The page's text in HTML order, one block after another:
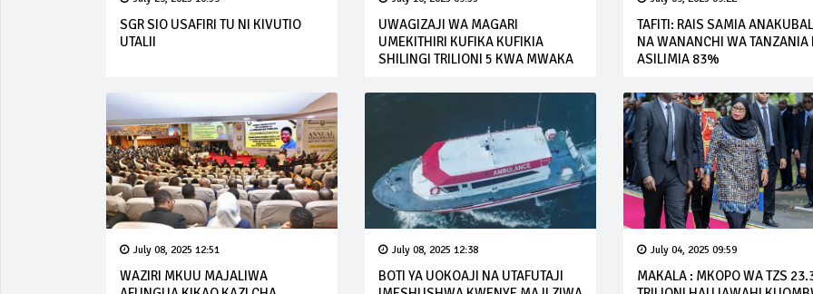
SGR SIO USAFIRI TU NI KIVUTIO
UTALII
UWAGIZAJI WA MAGARI
UMEKITHIRI KUFIKA KUFIKIA
SHILINGI TRILIONI 5 KWA MWAKA
TAFITI: RAIS SAMIA
NA WANANCHI WA TANZANIA
ASILIMIA 83%
July 08, 2025 12:51
WAZIRI MKUU MAJALIWA
July 08, 2025 12:38
BOTI YA UOKOAJI NA UTAFUTAJI
July 04, 2025 09:59
MAKALA : MKOPO WA TZS 23.3